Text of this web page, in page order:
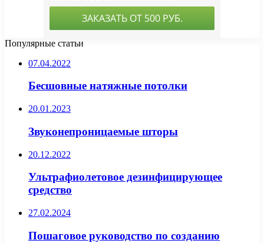
Популярные статьи
07.04.2022
Бесшовные натяжные потолки
20.01.2023
Звуконепроницаемые шторы
20.12.2022
Ультрафиолетовое дезинфицирующее
средство
27.02.2024
Пошаговое руководство по созданию